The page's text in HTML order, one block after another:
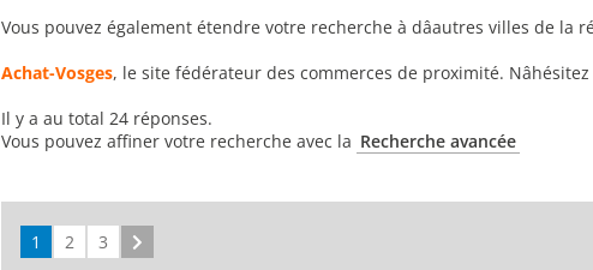
Vous pouvez également étendre votre recherche à dâautres villes de la
Achat-Vosges, le site fédérateur des commerces de proximité.
Il y a au total 24 réponses.
Vous pouvez affiner votre recherche avec la Recherche avancée
1 2 3